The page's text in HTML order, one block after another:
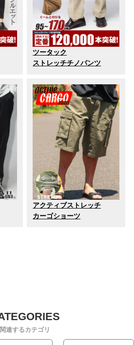
ツータック
ストレッチチノパンツ
アクティブストレッチ
カーゴショーツ
関連するカテゴリ